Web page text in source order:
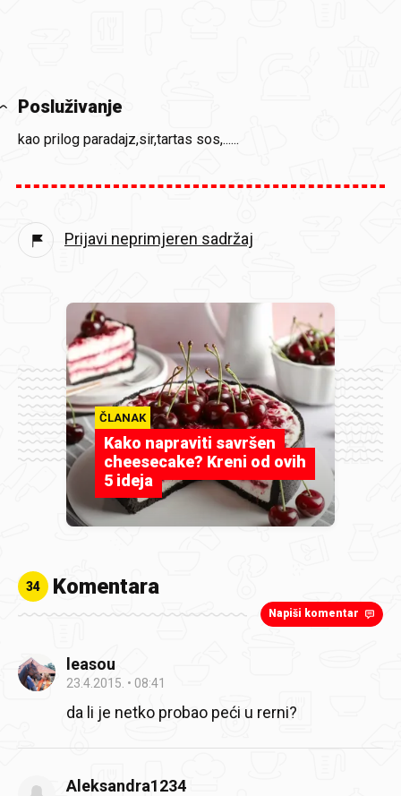
Posluživanje
kao prilog paradajz,sir,tartas sos,......
Prijavi neprimjeren sadržaj
ČLANAK
Kako napraviti savršen
cheesecake? Kreni od ovih
5 ideja
34 Komentara
Napiši komentar
leasou
23.4.2015. 08:41
da li je netko probao peći u rerni?
Aleksandra1234